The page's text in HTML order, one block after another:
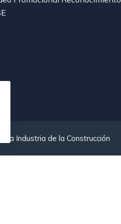
la Industria de la Construcción